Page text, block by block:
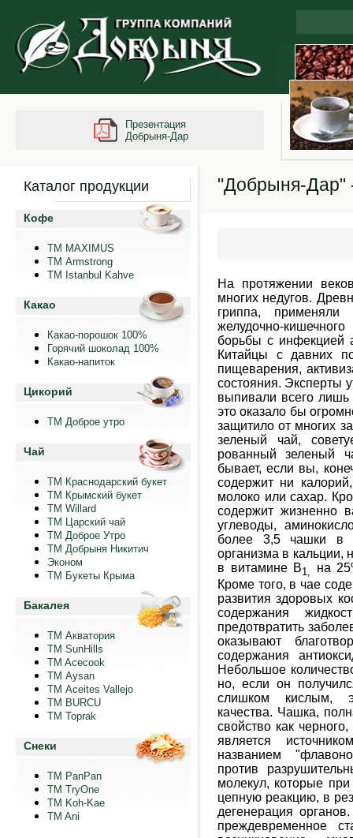
Презентация
Добрыня-Дар
Каталог продукции
Кофе
ТМ MAXIMUS
ТМ Armstrong
TM Istanbul Kahve
Какао
Какао-порошок 100%
Горячий шоколад 100%
Какао-напиток
Цикорий
ТМ Доброе утро
Чай
ТМ Краснодарский букет
ТМ Крымский букет
ТМ Willard
ТМ Царский чай
ТМ Доброе Утро
ТМ Добрыня Никитич
Эконом
ТМ Букеты Крыма
Бакалея
ТМ Акватория
ТМ SunHills
TM Acecook
ТМ Aysan
ТМ Aceites Vallejo
TM BURCU
TM Toprak
Снеки
TM PanPan
ТМ TryOne
ТМ Koh-Kae
TM Ani
"Добрыня-Дар"
На протяжении
многих недугов.
гриппа, применяли
желудочно-
борьбы с инфекцией
Китайцы с давних
пищеварения,
состояния. Эксперты
выпи­вали всего лишь
этооказало бы
защитило от многих
зеленый чай,
рованный зеленый
бывает, если вы, ко­
содержит ни
молоко или сахар.
содержит жиз­ненно
углеводы,
более 3,5 чашки в
организма в кальции,
в витамине В1,
на
Кроме того, в чае
развития здоровых
содержания
предотвратить
оказывают
содержания
Небольшое
но, если он
слишком кислым,
качества. Чашка,
свойство как
является
названием
против
молекул, которые
цепную реакцию, в
дегенерация
преж­девременное